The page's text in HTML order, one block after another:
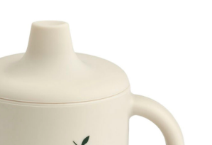
Lelut ja pelit
Äiti & Isä
& vuodevaatteet
Tarvikkeet
Varaosat